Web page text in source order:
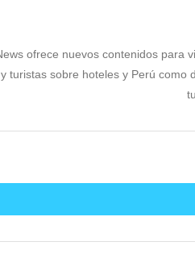
ofrece nuevos contenidos para
turistas sobre hoteles y Perú como